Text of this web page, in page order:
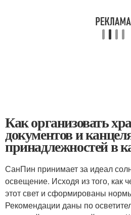
Как организовать
документов и
принадлежностей в
СанПин принимает за идеал
освещение. Исходя из того, как
этот свет и сформированы
Рекомендации даны по